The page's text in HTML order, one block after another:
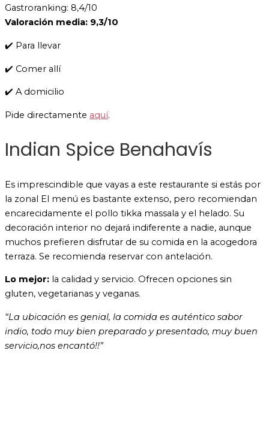
Gastroranking: 8,4/10
Valoración media: 9,3/10
✔️ Para llevar
✔️ Comer allí
✔️ A domicilio
Pide directamente aquí.
Indian Spice Benahavís
Es imprescindible que vayas a este restaurante si estás por
la zonal El menú es bastante extenso, pero recomiendan
encarecidamente el pollo tikka massala y el helado. Su
decoración interior no dejará indiferente a nadie, aunque
muchos prefieren disfrutar de su comida en la acogedora
terraza. Se recomienda reservar con antelación.
Lo mejor: la calidad y servicio. Ofrecen opciones sin
gluten, vegetarianas y veganas.
“La ubicación es genial, la comida es auténtico sabor
indio, todo muy bien preparado y presentado, muy buen
servicio,nos encantó!!”